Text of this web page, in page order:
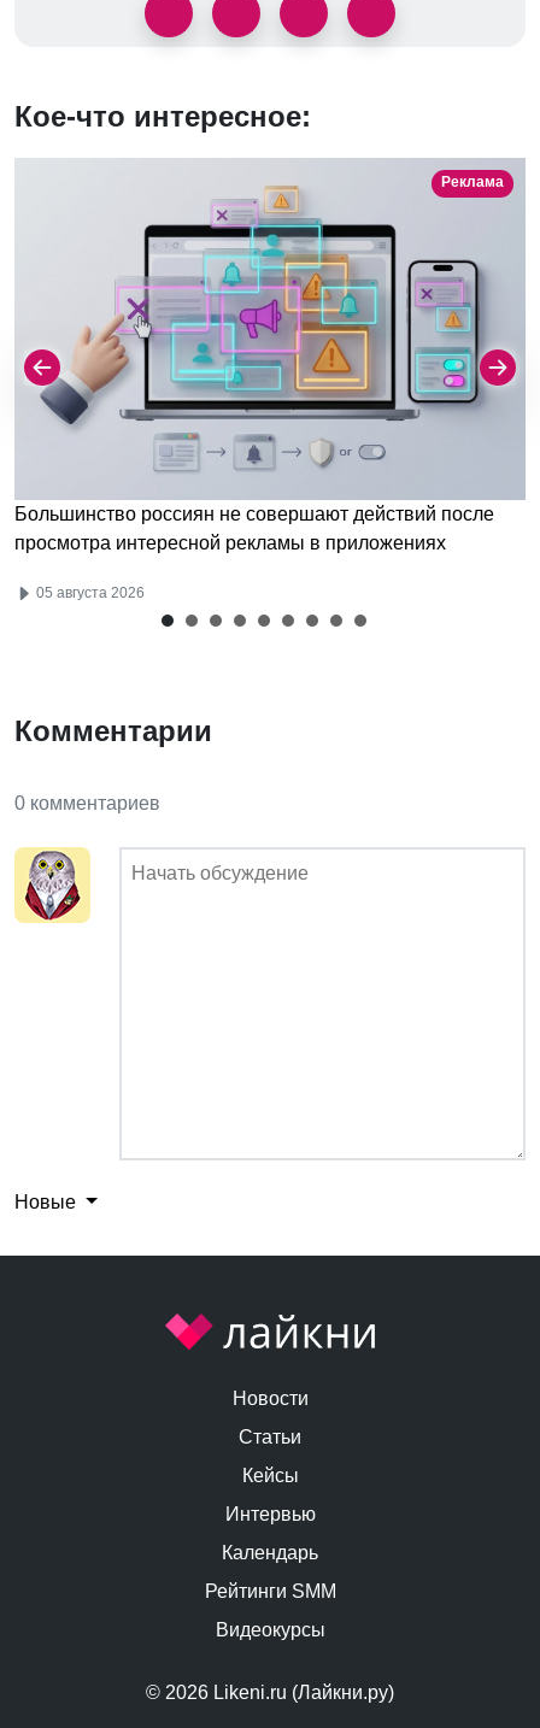
Кое-что интересное:
Реклама
Большинство россиян не совершают действий после
просмотра интересной рекламы в приложениях
05 августа 2026
Комментарии
0 комментариев
Новые
© 2026 Likeni.ru (Лайкни.ру)
Новости
Статьи
Кейсы
Интервью
Календарь
Рейтинги SMM
Видеокурсы